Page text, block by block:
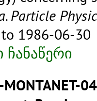
Particle
1986-06-30
MONTANET-